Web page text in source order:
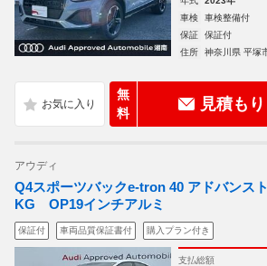
車検
車検整備付
保証
保証付
住所
神奈川県 平塚
無
料
見積も
アウディ
Q4スポーツバックe-tron 40 アドバンス
KG OP19インチアルミ
保証付 車両品質保証書付 購入プラン付き
支払総額